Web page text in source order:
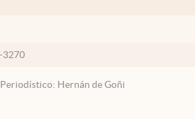
3270
Hernán de Goñi